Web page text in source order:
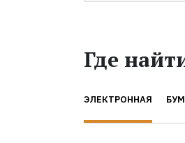
Где
ЭЛЕКТРОННАЯ